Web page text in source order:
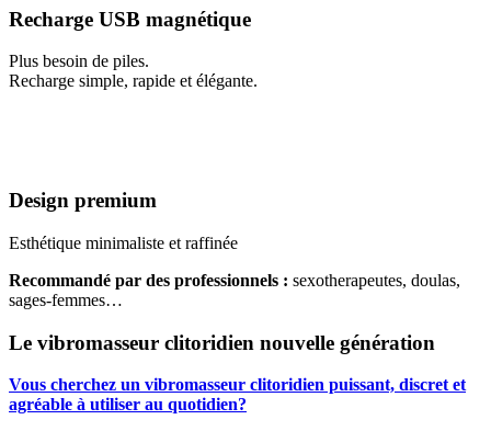
Recharge USB magnétique
Plus besoin de piles.
Recharge simple, rapide et élégante.
Design premium
Esthétique minimaliste et raffinée
Recommandé par des professionnels : sexotherapeutes, doulas,
sages-femmes…
Le vibromasseur clitoridien nouvelle génération
Vous cherchez un vibromasseur clitoridien puissant, discret et
agréable à utiliser au quotidien?